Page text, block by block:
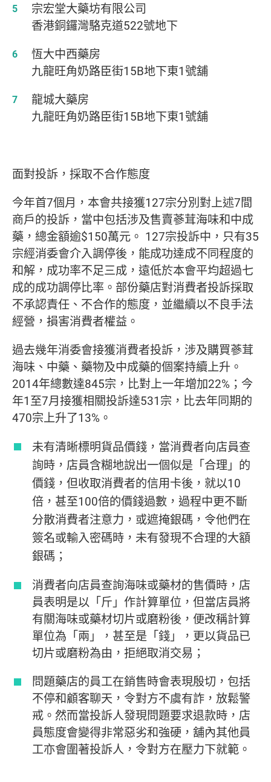
宗宏堂大藥坊有限公司
香港銅鑼灣駱克道522號地下
恆大中西藥房
九龍旺角奶路臣街15B地下東1號舖
龍城大藥房
九龍旺角奶路臣街15B地下東1號舖
面對投訴，採取不合作態度
今年首7個月，本會共接獲127宗分別對上述7間
商戶的投訴，當中包括涉及售賣蔘茸海味和中成
藥，總金額逾$150萬元。 127宗投訴中，只有35
宗經消委會介入調停後，能成功達成不同程度的
和解，成功率不足三成，遠低於本會平均超過七
成的成功調停比率。部份藥店對消費者投訴採取
不承認責任、不合作的態度，並繼續以不良手法
經營，損害消費者權益。
過去幾年消委會接獲消費者投訴，涉及購買蔘茸
海味、中藥、藥物及中成藥的個案持續上升。
2014年總數達845宗，比對上一年增加22%；今
年1至7月接獲相關投訴達531宗，比去年同期的
470宗上升了13%。
未有清晰標明貨品價錢，當消費者向店員查
詢時，店員含糊地說出一個似是「合理」的
價錢，但收取消費者的信用卡後，就以10
倍，甚至100倍的價錢過數，過程中更不斷
分散消費者注意力，或遮掩銀碼，令他們在
簽名或輸入密碼時，未有發現不合理的大額
銀碼；
消費者向店員查詢海味或藥材的售價時，店
員表明是以「斤」作計算單位，但當店員將
有關海味或藥材切片或磨粉後，便改稱計算
單位為「兩」，甚至是「錢」，更以貨品已
切片或磨粉為由，拒絕取消交易；
問題藥店的員工在銷售時會表現殷切，包括
不停和顧客聊天，令對方不虞有詐，放鬆警
戒。然而當投訴人發現問題要求退款時，店
員態度會變得非常惡劣和強硬，舖內其他員
工亦會圍著投訴人，令對方在壓力下就範。